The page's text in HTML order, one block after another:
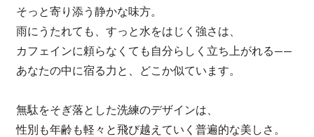
そっと寄り添う静かな味方。
雨にうたれても、すっと水をはじく強さは、
カフェインに頼らなくても自分らしく立ち上がれる——
あなたの中に宿る力と、どこか似ています。
無駄をそぎ落とした洗練のデザインは、
性別も年齢も軽々と飛び越えていく普遍的な美しさ。